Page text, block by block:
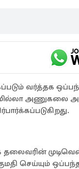
வர்த்தக
அணுகலை
தலைவரின்
செய்யும்